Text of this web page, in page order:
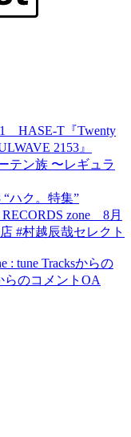
HASE-T『Twenty
2153』
テン族 〜レギュラ
“ハク。特集”
RECORDS zone 8月
#村越辰哉セレクト
: tune Tracksからの
のコメントOA